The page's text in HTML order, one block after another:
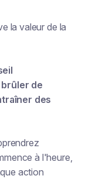
la valeur de la
de
des
à l'heure,
action